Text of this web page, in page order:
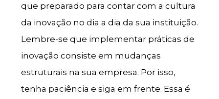
que preparado para contar com a cultura
da inovação no dia a dia da sua instituição.
Lembre-se que implementar práticas de
inovação consiste em mudanças
estruturais na sua empresa. Por isso,
tenha paciência e siga em frente. Essa é